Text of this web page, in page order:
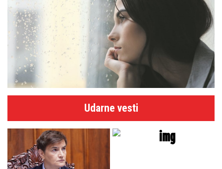
Udarne vesti